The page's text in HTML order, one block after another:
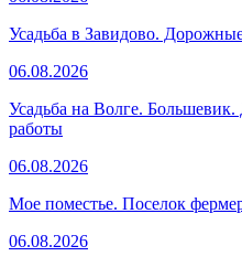
Усадьба в Завидово.
06.08.2026
Усадьба на Волге.
работы
06.08.2026
Мое поместье. Поселок
06.08.2026